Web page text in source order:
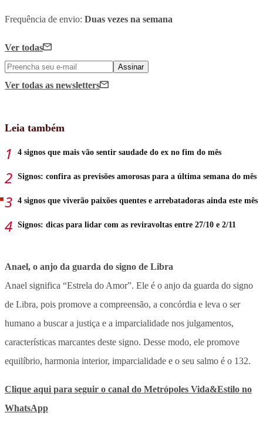
Frequência de envio: Duas vezes na semana
Ver todas
Assinar
Ver todas as newsletters
Leia também
4 signos que mais vão sentir saudade do ex no fim do mês
Signos: confira as previsões amorosas para a última semana do mês
4 signos que viverão paixões quentes e arrebatadoras ainda este mês
Signos: dicas para lidar com as reviravoltas entre 27/10 e 2/11
Anael, o anjo da guarda do signo de Libra
Anael significa “Estrela do Amor”. Ele é o anjo da guarda do signo
de Libra, pois promove a compreensão, a concórdia e leva o ser
humano a buscar a justiça e a imparcialidade nos julgamentos,
características marcantes deste signo. Desse modo, ele promove
equilíbrio, harmonia interior, imparcialidade e o seu salmo é o 132.
Clique aqui para seguir o canal do Metrópoles Vida&Estilo no
WhatsApp